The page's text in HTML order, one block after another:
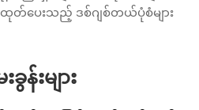
တ်ပေးသည့် ဒစ်ဂျစ်တယ်ပုံစံများ
န်းများ